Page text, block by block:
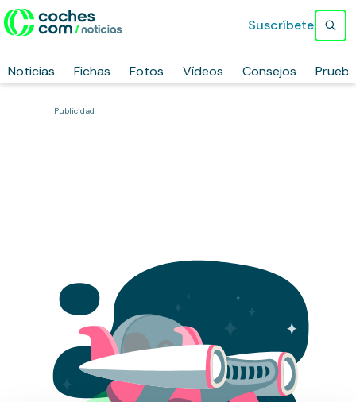
Noticias Fichas Fotos Vídeos Consejos
Suscríbete
Publicidad